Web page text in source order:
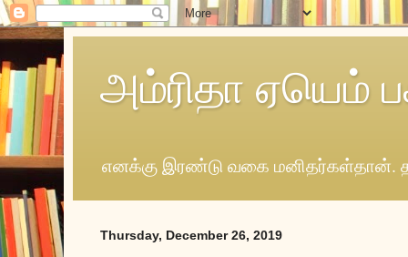
அம்ரிதா ஏயெம்
எனக்கு இரண்டு வகை மனிதர்கள்தான்.
Thursday, December 26, 2019